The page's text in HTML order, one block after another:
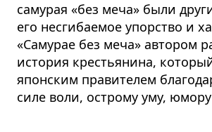
самурая «без меча» были
его несгибаемое упорство и
«Самурае без меча» автором
история крестьянина,
японским правителем
силе воли, острому уму,